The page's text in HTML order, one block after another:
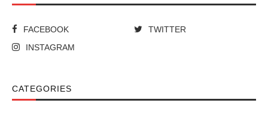
FACEBOOK
TWITTER
INSTAGRAM
CATEGORIES